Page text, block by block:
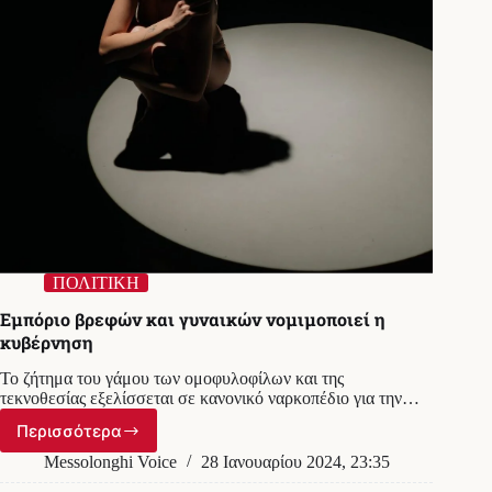
ΠΟΛΙΤΙΚΗ
Εμπόριο βρεφών και γυναικών νομιμοποιεί η
κυβέρνηση
Το ζήτημα του γάμου των ομοφυλοφίλων και της
τεκνοθεσίας εξελίσσεται σε κανονικό ναρκοπέδιο για την…
Περισσότερα
Εμπόριο
βρεφών
Messolonghi Voice 28 Ιανουαρίου 2024, 23:35